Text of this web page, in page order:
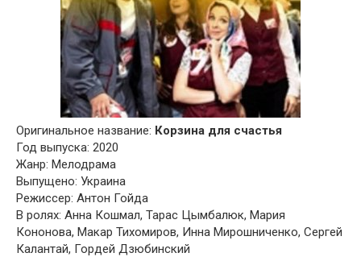
Оригинальное название: Корзина для счастья
Год выпуска: 2020
Жанр: Мелодрама
Выпущено: Украина
Режиссер: Антон Гойда
В ролях: Анна Кошмал, Тарас Цымбалюк, Мария
Кононова, Макар Тихомиров, Инна Мирошниченко, Сергей
Калантай, Гордей Дзюбинский